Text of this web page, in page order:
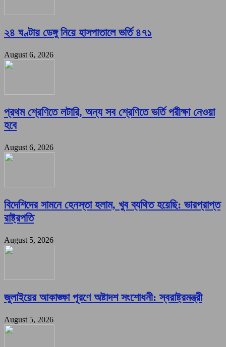
২৪ ঘণ্টায় ডেঙ্গু নিয়ে হাসপাতালে ভর্তি ৪৭১
August 6, 2026
প্রথম শ্রেণিতে লটারি, অন্য সব শ্রেণিতে ভর্তি পরীক্ষা নেওয়া
হবে
August 6, 2026
বিদেশিদের সামনে হেনস্তা হলাম, খুব ব্যথিত হয়েছি: ভারপ্রাপ্ত
রাষ্ট্রপতি
August 5, 2026
জুলাইয়ের আকাঙ্ক্ষা পূরণে অষ্টাদশ সংশোধনী: স্বরাষ্ট্রমন্ত্রী
August 5, 2026